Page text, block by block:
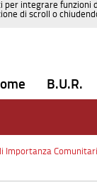
integrare funzioni
di scroll o
B.U.R.
Importanza